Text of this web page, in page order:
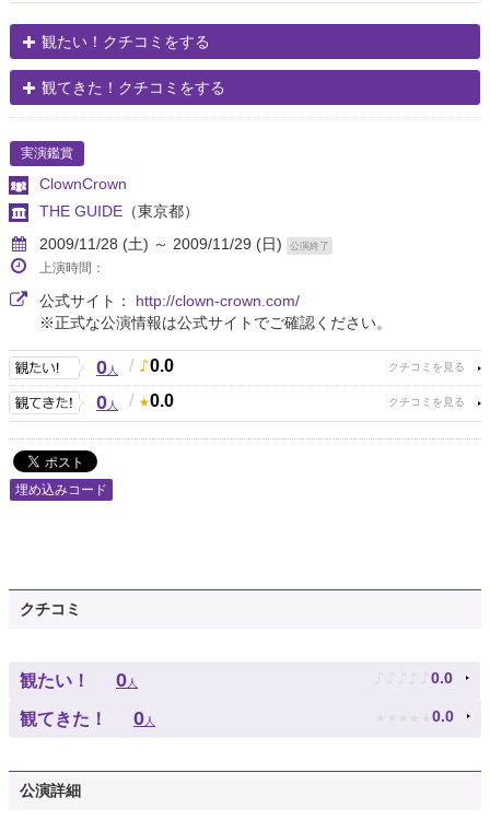
観たい！クチコミをする
観てきた！クチコミをする
実演鑑賞
ClownCrown
THE GUIDE （東京都）
2009/11/28 (土) ～ 2009/11/29 (日)
公演終了
上演時間：
公式サイト： http://clown-crown.com/
※正式な公演情報は公式サイトでご確認ください。
0人 / 0.0
0人 / 0.0
埋め込みコード
クチコミ
観たい！ 0人 ♪ ♪ ♪ ♪ ♪ 0.0
観てきた！ 0人 ★ ★ ★ ★ ★ 0.0
公演詳細